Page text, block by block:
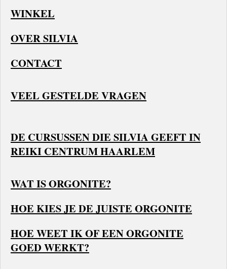
WINKEL
OVER SILVIA
CONTACT
VEEL GESTELDE VRAGEN
DE CURSUSSEN DIE SILVIA GEEFT IN
REIKI CENTRUM HAARLEM
WAT IS ORGONITE?
HOE KIES JE DE JUISTE ORGONITE
HOE WEET IK OF EEN ORGONITE
GOED WERKT?